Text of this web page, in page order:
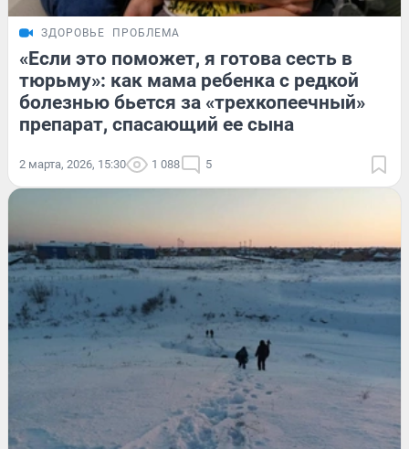
ЗДОРОВЬЕ ПРОБЛЕМА
«Если это поможет, я готова сесть в
тюрьму»: как мама ребенка с редкой
болезнью бьется за «трехкопеечный»
препарат, спасающий ее сына
2 марта, 2026, 15:30 1 088 5